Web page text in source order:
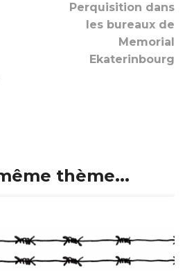
Perquisition dans
les bureaux de
Memorial
Ekaterinbourg
thème...